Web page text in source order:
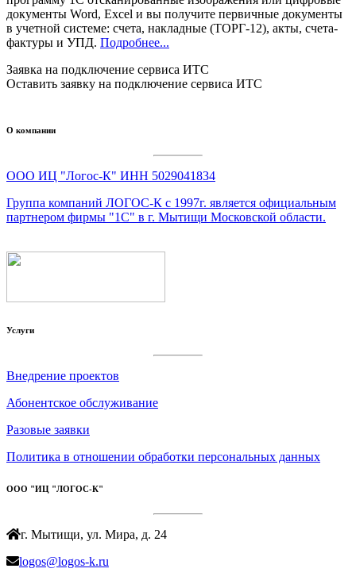
документы Word, Excel и вы получите первичные документы
в учетной системе: счета, накладные (ТОРГ-12), акты, счета-
фактуры и УПД. Подробнее...
Заявка на подключение сервиса ИТС
Оставить заявку на подключение сервиса ИТС
О компании
ООО ИЦ "Логос-К" ИНН 5029041834
Группа компаний ЛОГОС-К c 1997г. является официальным
партнером фирмы "1С" в г. Мытищи Московской области.
Услуги
Внедрение проектов
Абонентское обслуживание
Разовые заявки
Политика в отношении обработки персональных данных
ООО "ИЦ "ЛОГОС-К"
г. Мытищи, ул. Мира, д. 24
logos@logos-k.ru